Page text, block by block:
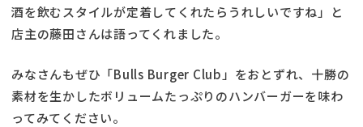
酒を飲むスタイルが定着してくれたらうれしいですね」と
店主の藤田さんは語ってくれました。
みなさんもぜひ「Bulls Burger Club」をおとずれ、十勝の
素材を生かしたボリュームたっぷりのハンバーガーを味わ
ってみてください。